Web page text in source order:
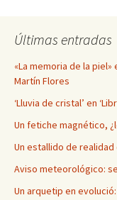
Últimas entradas
«La memoria de la piel»
Martín Flores
‘Lluvia de cristal’ en
Un fetiche magnético,
Un estallido de realidad
Aviso meteorológico:
Un arquetip en